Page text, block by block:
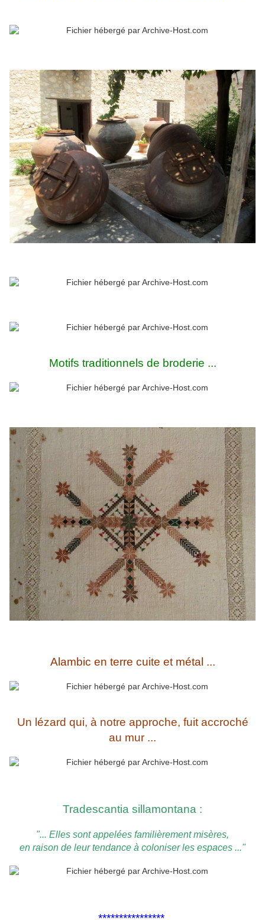
Motifs traditionnels de broderie ...
Alambic en terre cuite et métal ...
Un lézard qui, à notre approche, fuit accroché
au mur ...
Tradescantia sillamontana :
"... Elles sont appelées familièrement misères,
en raison de leur tendance à coloniser les espaces ..."